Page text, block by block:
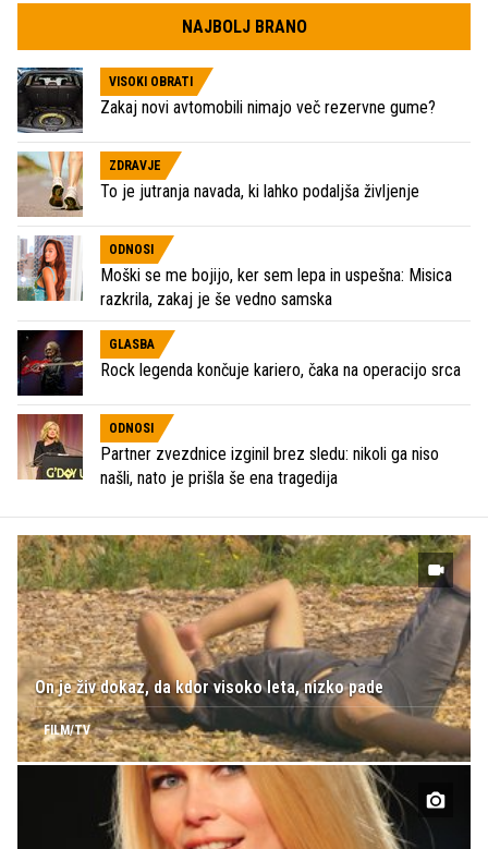
NAJBOLJ BRANO
VISOKI OBRATI
Zakaj novi avtomobili nimajo več rezervne gume?
ZDRAVJE
To je jutranja navada, ki lahko podaljša življenje
ODNOSI
Moški se me bojijo, ker sem lepa in uspešna: Misica
razkrila, zakaj je še vedno samska
GLASBA
Rock legenda končuje kariero, čaka na operacijo srca
ODNOSI
Partner zvezdnice izginil brez sledu: nikoli ga niso
našli, nato je prišla še ena tragedija
On je živ dokaz, da kdor visoko leta, nizko pade
FILM/TV